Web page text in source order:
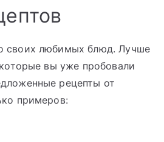
своих любимых блюд. Лучше
вы уже пробовали
рецепты от
примеров: